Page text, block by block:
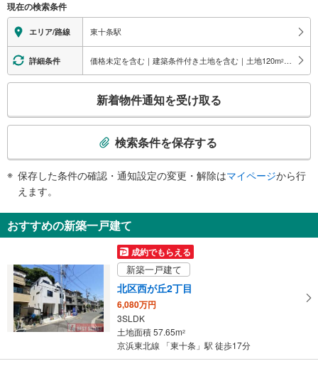
健所、ＪＲ十条駅（埼京線）
地上⇔改札⇔ホーム：○
エレベータ
・各ホーム⇔北口改札
エスカレータ
・各ホーム⇔北口改札
・北口改札内
・点字運賃表
現在の検索条件
エリア/路線 東十条駅
詳細条件 価格未定を含む｜建築条件付き土地を含む｜土地120m2 以上
検
知
を
け
取
る
・
条
新着物件通知を受け取る
検索条件を保存する
保存した条件の確認・通知設定の変更・解除はマイページから行
えます。
おすすめの新築一戸建て
成約でもらえる
新築一戸建て
北区西が丘2丁目
6,080万円
3SLDK
土地面積 57.65m2
京浜東北線 「東十条」駅 徒歩17分